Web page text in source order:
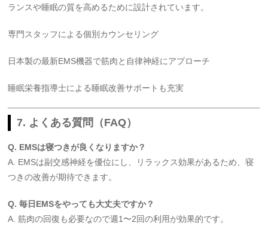
ランスや睡眠の質を高めるために設計されています。
専門スタッフによる個別カウンセリング
日本製の最新EMS機器で筋肉と自律神経にアプローチ
睡眠栄養指導士による睡眠改善サポートも充実
7. よくある質問（FAQ）
Q. EMSは寝つきが良くなりますか？
A. EMSは副交感神経を優位にし、リラックス効果があるため、寝
つきの改善が期待できます。
Q. 毎日EMSをやっても大丈夫ですか？
A. 筋肉の回復も必要なので週1〜2回の利用が効果的です。